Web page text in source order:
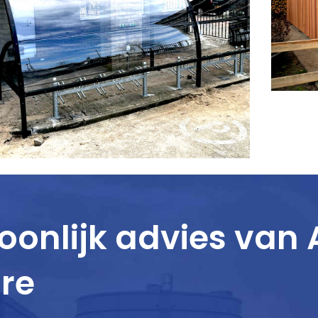
Halfronde Fietsenstallingadvies van